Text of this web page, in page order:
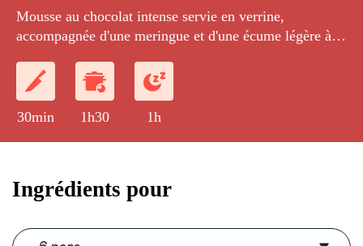
Mousse au chocolat intense servie en verrine,
accompagnée d'une meringue et d'une écume légère à la
30min 1h30 1h
Ingrédients pour